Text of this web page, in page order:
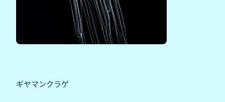
ギヤマンクラゲ